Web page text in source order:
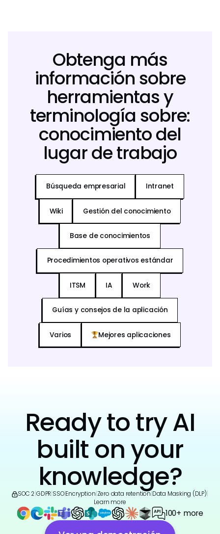
Obtenga más
información sobre
herramientas y
terminología sobre:
conocimiento del
lugar de trabajo
Búsqueda empresarial Intranet
Wiki Gestión del conocimiento
Base de conocimientos
Procedimientos operativos estándar
ITSM IA Work
Guías y consejos de la aplicación
Varios Mejores aplicaciones
Ready to try AI
built on your
knowledge?
SOC 2 GDPR SSO|Encryption Zero data retention Data Masking (DLP)
Learn more
100+ more